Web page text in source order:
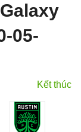
05-
Kết thúc